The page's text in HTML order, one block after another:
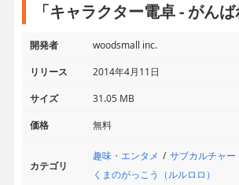
「キャラクター電卓 - がん
開発者
woodsmall inc.
リリース
2014年4月11日
サイズ
31.05 MB
価格
無料
カテゴリ
趣味・エンタメ サブカルチャー
くまのがっこう（ルルロロ）